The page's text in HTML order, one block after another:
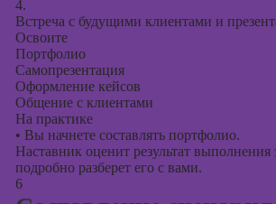
4.
Встреча с будущими клиентами и
Освоите
Портфолио
Самопрезентация
Оформление кейсов
Общение с клиентами
На практике
• Вы начнете составлять портфолио.
Наставник оценит результат выполнения
подробно разберет его с вами.
6